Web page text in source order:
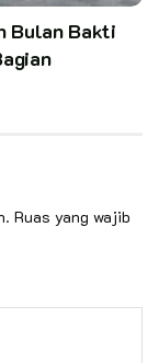
Bulan Bakti
Ruas yang wajib